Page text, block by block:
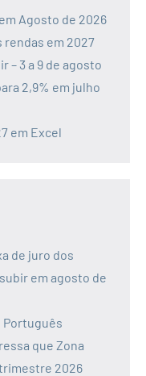
Agosto de 2026
rendas em 2027
– 3 a 9 de agosto
2,9% em julho
em Excel
de juro dos
em agosto de
Português
que Zona
2026